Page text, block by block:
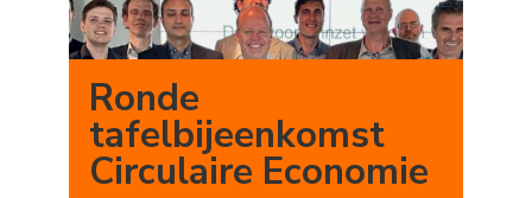
Ronde
tafelbijeenkomst
Circulaire Economie